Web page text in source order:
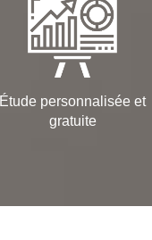
Étude personnalisée et
gratuite